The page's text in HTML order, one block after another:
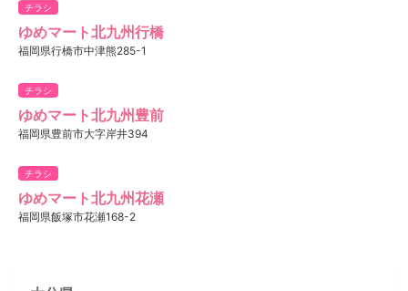
チラシ
ゆめマート北九州行橋
福岡県行橋市中津熊285-1
チラシ
ゆめマート北九州豊前
福岡県豊前市大字岸井394
チラシ
ゆめマート北九州花瀬
福岡県飯塚市花瀬168-2